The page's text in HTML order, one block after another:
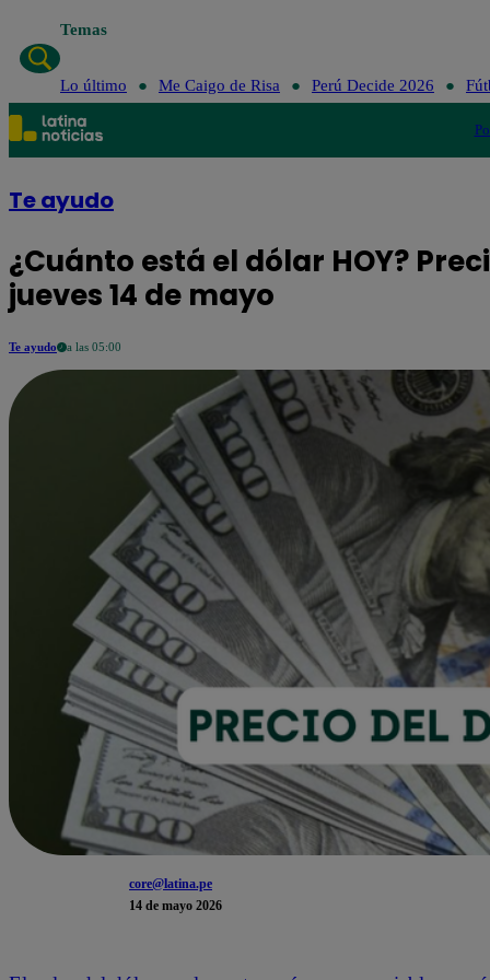
Temas
Lo último Me Caigo de Risa Perú Decide 2026
Te ayudo
¿Cuánto está el dólar HOY?
jueves 14 de mayo
Te ayudo a las 05:00
core@latina.pe
14 de mayo 2026